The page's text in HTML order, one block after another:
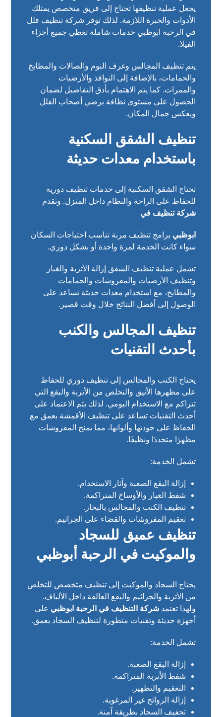
يجعل عملية تنظيفها تحتاج إلى فريق متخصص يمتلك
الأدوات والخبرة اللازمة. لذلك توفر شركة تنظيف فلل
في الرحبة ابوظبي خدمات شاملة تغطي جميع أجزاء
الفيلا.
يتم تنظيف المجالس وغرف النوم والصالات والمطابخ
والحمامات، بالإضافة إلى النوافذ والأرضيات
والممرات. كما يتم الاهتمام بأدق التفاصيل لضمان
الحصول على مستوى نظافة يرضي أصحاب الفلل
ويعكس جمال المكان.
تنظيف الشقق السكنية
باستخدام معدات حديثة
تحتاج الشقق السكنية إلى خدمات تنظيف دورية
للحفاظ على الراحة والنظام داخل المنزل. وتقدم
شركة تنظيف في
ابوظبي برامج تنظيف مرنة تناسب احتياجات السكان
سواء كانت الخدمة لمرة واحدة أو بشكل دوري.
تشمل عملية تنظيف الشقق إزالة الأتربة والغبار
وتنظيف الأرضيات والمفروشات والحمامات
والمطابخ، مع استخدام معدات حديثة تساعد على
الوصول إلى أفضل النتائج خلال وقت قصير.
تنظيف المجالس والكنب
بأحدث التقنيات
يحتاج الكنب والمجالس إلى تنظيف دوري للحفاظ
على مظهرها الأنيق والتخلص من الأتربة والبقع التي
تتراكم مع الاستخدام اليومي. لذلك يتم الاعتماد على
أحدث التقنيات تساعد على تنظيف الأقمشة بعمق مع
الحفاظ على جودتها وألوانها، مما يمنح المفروشات
مظهرًا متجددًا ونظيفًا.
تشمل الخدمة:
إزالة البقع الصعبة وآثار الاستخدام.
شفط الغبار والأوساخ المتراكمة.
تنظيف الكنب والمجالس بالبخار.
تعقيم المفروشات والقضاء على الجراثيم.
تنظيف عميق للسجاد
والموكيت في الرحبة أبوظبي
يحتاج السجاد والموكيت إلى تنظيف متخصص للتخلص
من الأتربة والجراثيم والبقع العالقة داخل الألياف.
ولهذا تعتمد شركة التنظيف في الرحبة ابوظبي على
أجهزة حديثة وتقنيات متطورة لتنظيف السجاد بعمق.
تشمل الخدمة:
إزالة البقع الصعبة.
شفط الأتربة المتراكمة.
التعقيم والتطهير.
إزالة الروائح غير المرغوبة.
تجفيف السجاد بطريقة آمنة.